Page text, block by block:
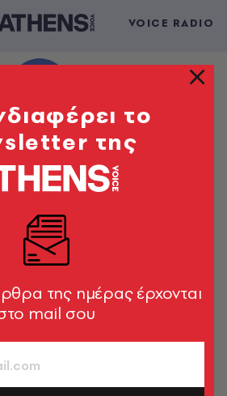
VOICE RADIO
το
της
της ημέρας έρχονται
mail σου